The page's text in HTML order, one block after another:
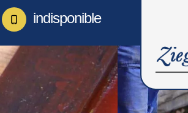
indisponible